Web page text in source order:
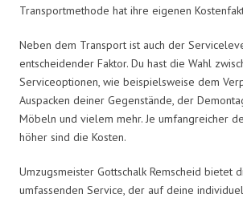
Transportmethode hat ihre eigenen
Neben dem Transport ist auch der
entscheidender Faktor. Du hast die Wahl
Serviceoptionen, wie beispielsweise dem
Auspacken deiner Gegenstände, der
Möbeln und vielem mehr. Je umfangreicher
höher sind die Kosten.
Umzugsmeister Gottschalk Remscheid bietet
umfassenden Service, der auf deine